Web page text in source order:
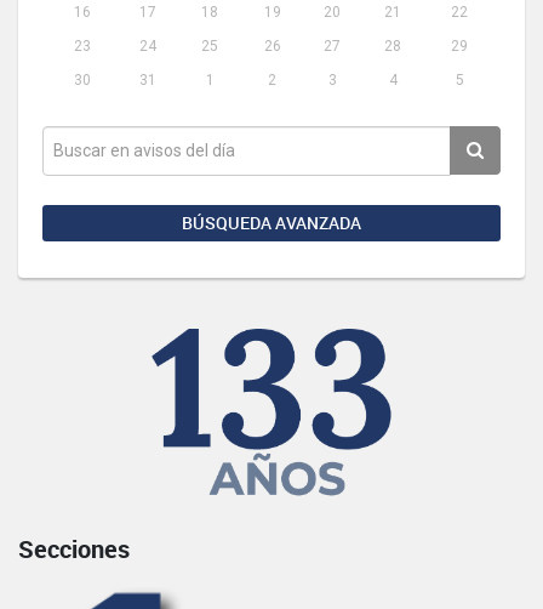
16
17 18 19 20 21
22
23
24 25 26 27 28
29
30
31 1 2 3 4 5
BÚSQUEDA AVANZADA
Secciones